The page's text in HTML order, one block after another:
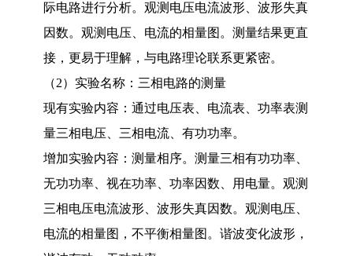
际电路进行分析。观测电压电流波形、波形失真
因数。观测电压、电流的相量图。测量结果更直
接，更易于理解，与电路理论联系更紧密。
（2）实验名称：三相电路的测量
现有实验内容：通过电压表、电流表、功率表测
量三相电压、三相电流、有功功率。
增加实验内容：测量相序。测量三相有功功率、
无功功率、视在功率、功率因数、用电量。观测
三相电压电流波形、波形失真因数。观测电压、
电流的相量图，不平衡相量图。谐波变化波形，